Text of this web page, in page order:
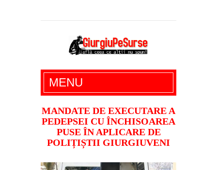
Giurgiu Pe Surse – actualitate giurgiu,
administratie giurgiu, stiri politice, social
economic, editoriale giurgiu, dezvaluiri,
soc, cancan, stiri locale
MENU
MANDATE DE EXECUTARE A
PEDEPSEI CU ÎNCHISOAREA
PUSE ÎN APLICARE DE
POLIȚIȘTII GIURGIUVENI